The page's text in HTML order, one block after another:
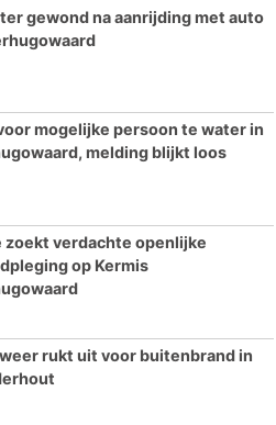
gewond na aanrijding met auto
mogelijke persoon te water in
melding blijkt loos
zoekt verdachte openlijke
op Kermis
rukt uit voor buitenbrand in